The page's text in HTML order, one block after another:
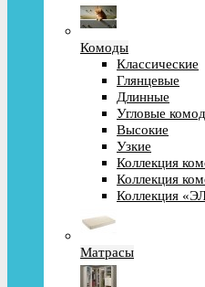
Комоды
Классические
Глянцевые
Длинные
Угловые
Высокие
Узкие
Коллекция
Коллекция
Коллекция
Матрасы